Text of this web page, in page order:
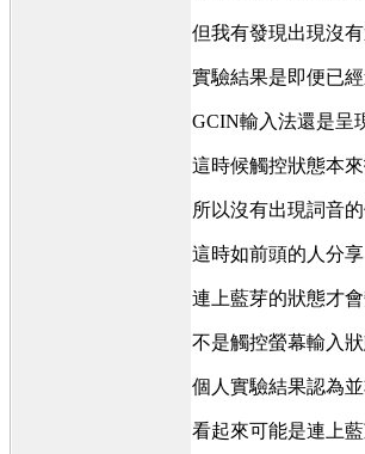
但我有發現出現沒
實驗結果是即便已
GCIN輸入法還是呈
這時候觸控狀態本
所以沒有出現詞音
這時如前頭的人分
連上藍芽的狀態才
不是觸控螢幕輸入
個人實驗結果認為
看起來可能是連上